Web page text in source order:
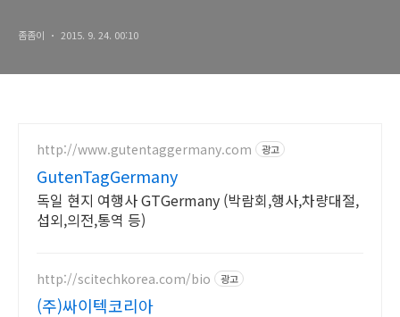
좀좀이 2015. 9. 24. 00:10
http://www.gutentaggermany.com 광고
GutenTagGermany
독일 현지 여행사 GTGermany (박람회,행사,차량대절,
섭외,의전,통역 등)
http://scitechkorea.com/bio 광고
(주)싸이텍코리아